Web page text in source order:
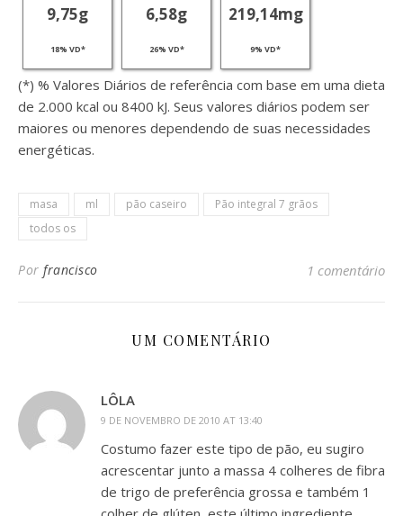
9,75g
18% VD*
6,58g
26% VD*
219,14mg
9% VD*
(*) % Valores Diários de referência com base em uma dieta
de 2.000 kcal ou 8400 kJ. Seus valores diários podem ser
maiores ou menores dependendo de suas necessidades
energéticas.
masa ml pão caseiro
Pão integral 7 grãos
todos os
Por francisco 1 comentário
UM COMENTÁRIO
LÔLA
9 DE NOVEMBRO DE 2010 AT 13:40
Costumo fazer este tipo de pão, eu sugiro
acrescentar junto a massa 4 colheres de fibra
de trigo de preferência grossa e também 1